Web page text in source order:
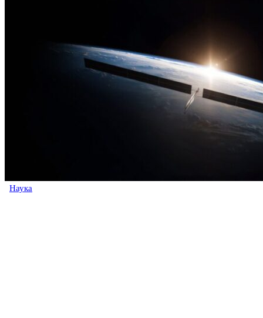
Наука